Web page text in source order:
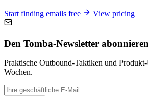
Start finding emails free View pricing
Den Tomba-Newsletter abonnieren
Praktische Outbound-Taktiken und
Wochen.